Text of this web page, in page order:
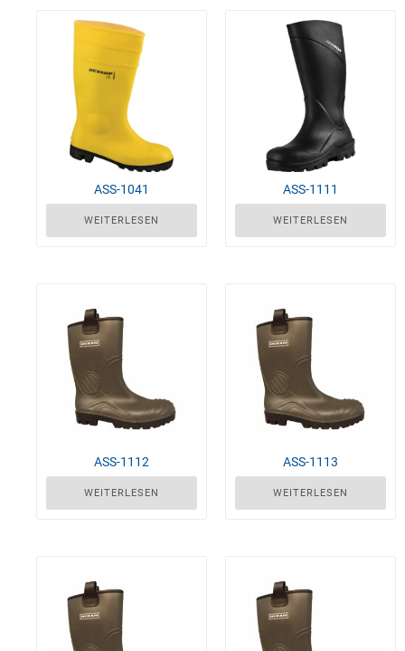
ASS-1041
WEITERLESEN
ASS-1111
WEITERLESEN
ASS-1112
WEITERLESEN
ASS-1113
WEITERLESEN